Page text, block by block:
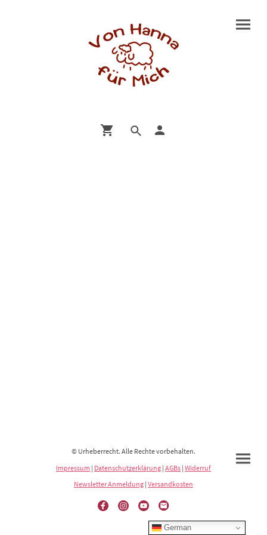
© Urheberrecht. Alle Rechte vorbehalten.
Impressum | Datenschutzerklärung | AGBs | Widerruf
Newsletter Anmeldung | Versandkosten
German